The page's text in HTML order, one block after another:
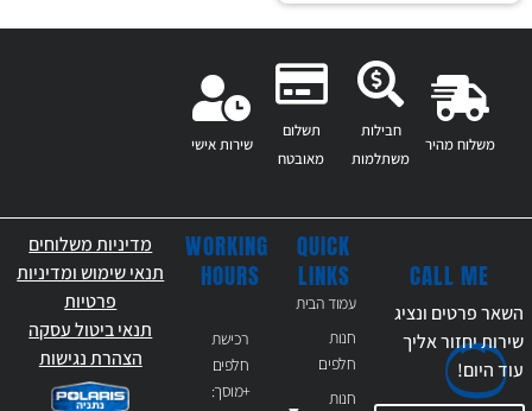
משלוח מהיר
חבילות
משתלמות
תשלום
מאובטח
שירות אישי
QUICK
LINKS
עמוד הבית
חנות
חלפים
חנות
WORKING
HOURS
רכישת
חלפים
+מוסך:
CALL ME
השאר פרטים ונציג
שירות יחזור אליך
עודהיום!
מדיניות משלוחים
תנאי שימוש ומדיניות
פרטיות
תנאי ביטול עסקה
הצהרת נגישות